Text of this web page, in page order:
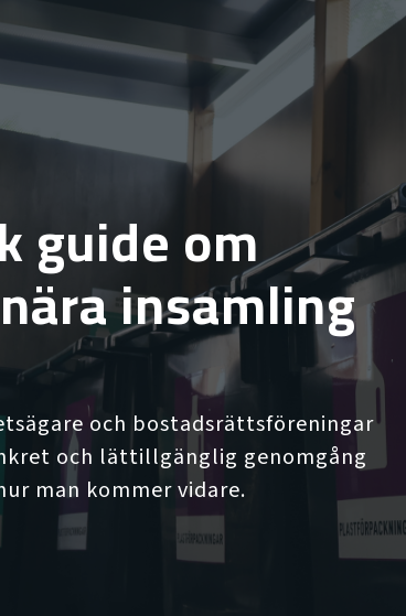
guide om
insamling
och bostadsrättsföreningar
och lättillgänglig genomgång
man kommer vidare.